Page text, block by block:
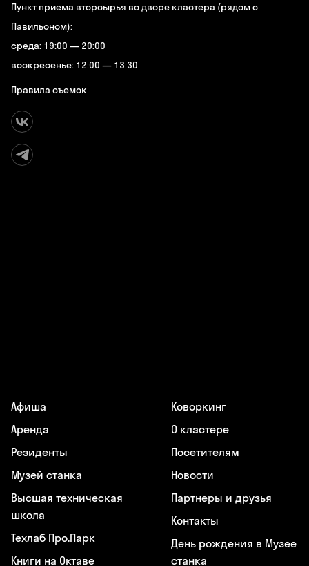
Пункт приема вторсырья во дворе кластера (рядом с
Павильоном):
среда: 19:00 — 20:00
воскресенье: 12:00 — 13:30
Правила съемок
Афиша
Аренда
Резиденты
Музей станка
Высшая техническая
школа
Техлаб Про.Парк
Книги на Октаве
Коворкинг
О кластере
Посетителям
Новости
Партнеры и друзья
Контакты
День рождения в Музее
станка